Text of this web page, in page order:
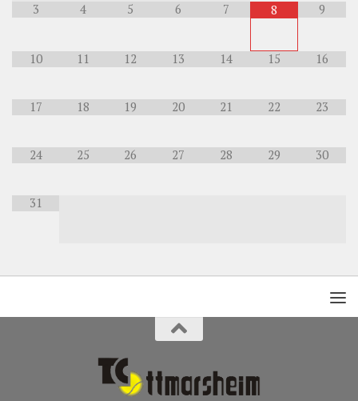
3 4 5 6 7 8 9
10 11 12 13 14 15 16
17 18 19 20 21 22 23
24 25 26 27 28 29 30
31